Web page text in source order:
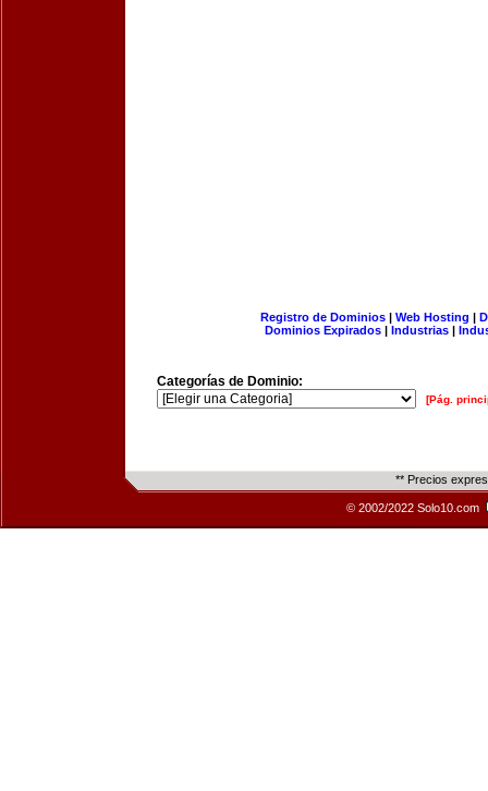
Registro de Dominios| Web Hosting |
Dominios Expirados | Industrias |
Categorías de Dominio:
[Pág.
** Precios
© 2002/2022 Solo10.com